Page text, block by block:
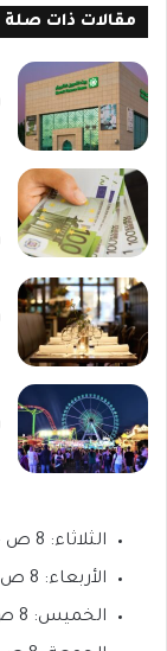
مقالات ذات صلة
الثلاثاء: 8 ص – 12 صباحا.
الأربعاء: 8 ص – 12 صباحا.
الخميس: 8 ص – 12 صباحا.